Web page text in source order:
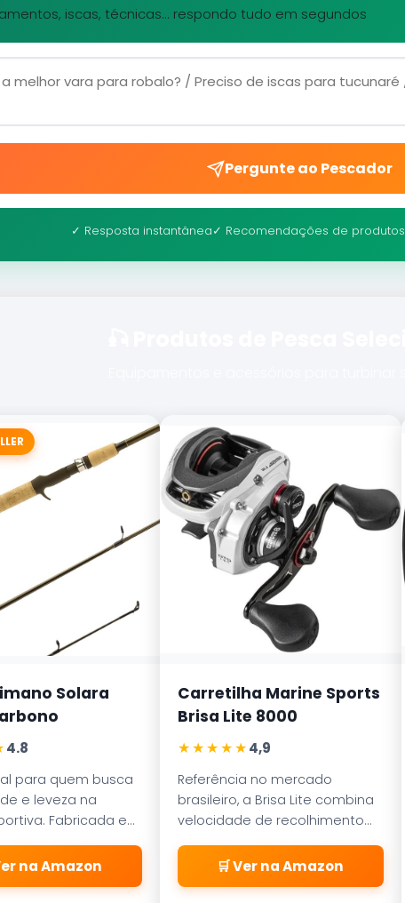
iscas, técnicas... respondo tudo em segundos
Pergunte ao Pescador
✓ Resposta instantânea✓ Recomendações de produtos
Solara
4.8
para quem busca
e leveza na
Fabricada em
oferece
incrível para
na Amazon
Carretilha Marine Sports
Brisa Lite 8000
★★★★★4,9
Referência no mercado
brasileiro, a Brisa Lite combina
velocidade de recolhimento
com um sistema de freio
magnético que evita as
famosas
🛒 Ver na Amazon